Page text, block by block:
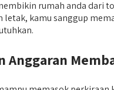
rumah anda dari
letak, kamu sanggup
Anggaran